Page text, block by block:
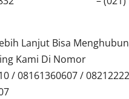
Lanjut Bisa
Kami Di Nomor
/ 08161360607 /